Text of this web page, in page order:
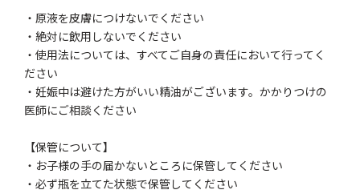
・原液を皮膚につけないでください
・絶対に飲用しないでください
・使用法については、すべてご自身の責任において行ってく
ださい
・妊娠中は避けた方がいい精油がございます。かかりつけの
医師にご相談ください
【保管について】
・お子様の手の届かないところに保管してください
・必ず瓶を立てた状態で保管してください